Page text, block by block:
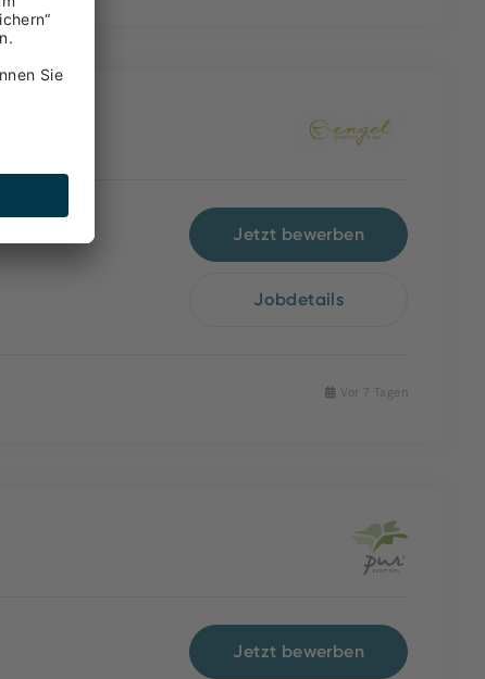
Jetzt bewerben
Jobdetails
Vor 7 Tagen
Jetzt bewerben